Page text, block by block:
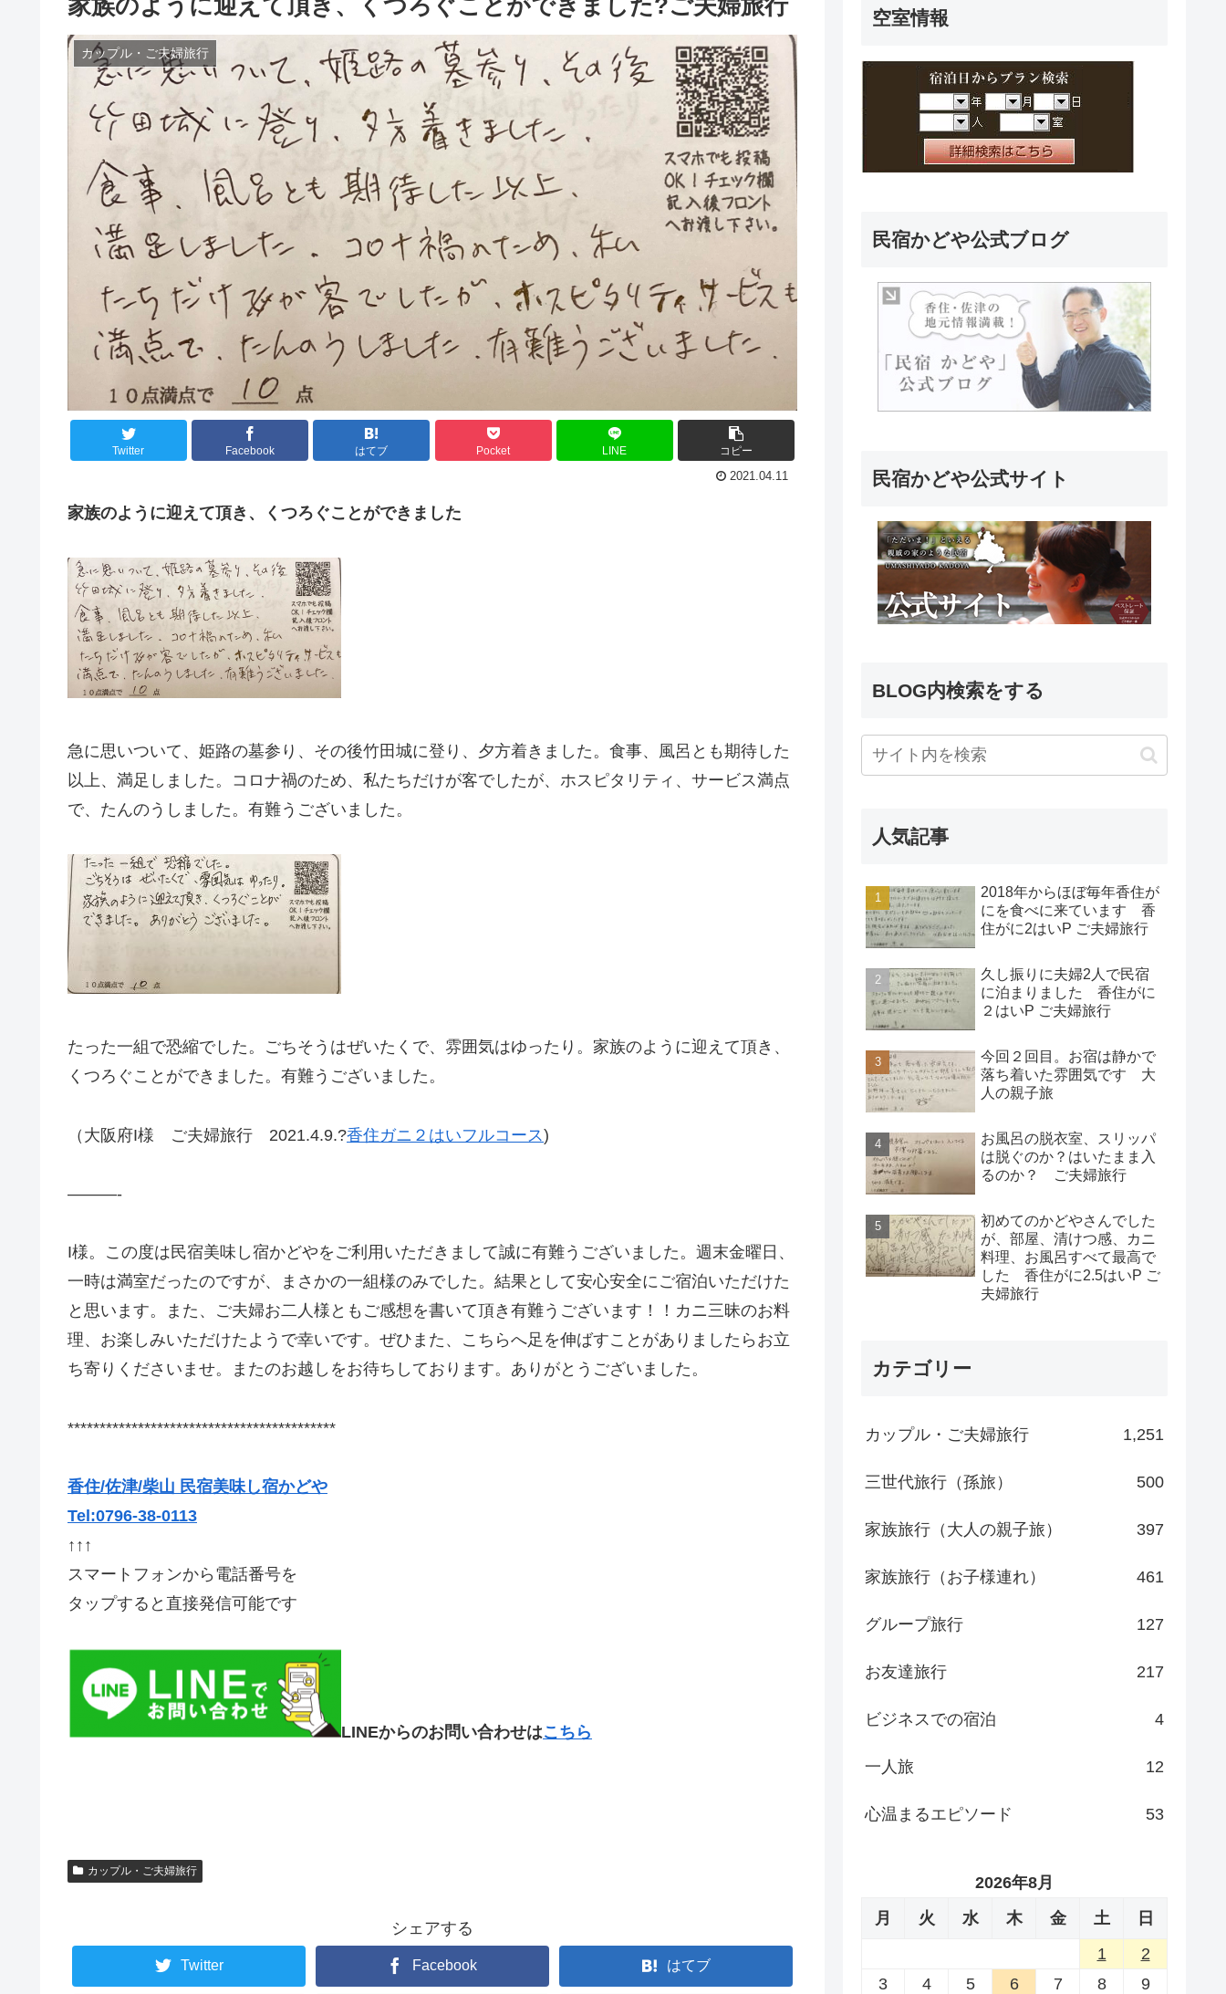
カップル・ご夫婦旅行
Twitter Facebook はてブ Pocket LINE コピー
2021.04.11
家族のように迎えて頂き、くつろぐことができました
急に思いついて、姫路の墓参り、その後竹田城に登り、夕方着きました。食事、風呂とも期待した
以上、満足しました。コロナ禍のため、私たちだけが客でしたが、ホスピタリティ、サービス満点
で、たんのうしました。有難うございました。
たった一組で恐縮でした。ごちそうはぜいたくで、雰囲気はゆったり。家族のように迎えて頂き、
くつろぐことができました。有難うございました。
（大阪府I様 ご夫婦旅行 2021.4.9.?香住ガニ２はいフルコース)
———-
I様。この度は民宿美味し宿かどやをご利用いただきまして誠に有難うございました。週末金曜日、
一時は満室だったのですが、まさかの一組様のみでした。結果として安心安全にご宿泊いただけた
と思います。また、ご夫婦お二人様ともご感想を書いて頂き有難うございます！！カニ三昧のお料
理、お楽しみいただけたようで幸いです。ぜひまた、こちらへ足を伸ばすことがありましたらお立
ち寄りくださいませ。またのお越しをお待ちしております。ありがとうございました。
******************************************
香住/佐津/柴山 民宿美味し宿かどや
Tel:0796-38-0113
↑↑↑
スマートフォンから電話番号を
タップすると直接発信可能です
LINEからのお問い合わせはこちら
カップル・ご夫婦旅行
シェアする
Twitter Facebook はてブ
空室情報
民宿かどや公式ブログ
民宿かどや公式サイト
BLOG内検索をする
人気記事
2018年からほぼ毎年香住が
にを食べに来ています 香
住がに2はいP ご夫婦旅行
久し振りに夫婦2人で民宿
に泊まりました 香住がに
２はいP ご夫婦旅行
今回２回目。お宿は静かで
落ち着いた雰囲気です 大
人の親子旅
お風呂の脱衣室、スリッパ
は脱ぐのか？はいたまま入
るのか？ ご夫婦旅行
初めてのかどやさんでした
が、部屋、清けつ感、カニ
料理、お風呂すべて最高で
した 香住がに2.5はいP ご
夫婦旅行
カテゴリー
カップル・ご夫婦旅行 1,251
三世代旅行（孫旅） 500
家族旅行（大人の親子旅） 397
家族旅行（お子様連れ） 461
グループ旅行 127
お友達旅行 217
ビジネスでの宿泊 4
一人旅 12
心温まるエピソード 53
2026年8月
月
火 水 木 金 土
日
1
2
3
4 5 6 7 8
9